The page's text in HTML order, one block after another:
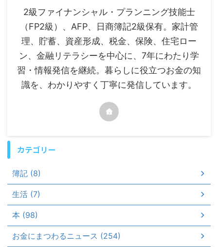
2級ファイナンシャル・プランニング技能士
（FP2級）、AFP、日商簿記2級保有。家計管
理、貯蓄、資産形成、税金、保険、住宅ロー
ン、金融リテラシーを中心に、7年にわたり学
習・情報発信を継続。暮らしに役立つお金の知
識を、わかりやすく丁寧に発信しています。
カテゴリー
簿記 (8)
生活 (7)
本 (98)
お金にまつわるニュース (254)